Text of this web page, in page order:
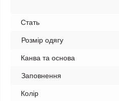
Стать
Розмір одягу
Канва та основа
Заповнення
Колір